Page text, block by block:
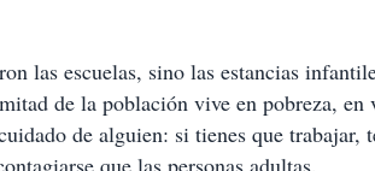
las escuelas, sino las estancias
de la población vive en pobreza, en
de alguien: si tienes que trabajar,
que las personas adultas.